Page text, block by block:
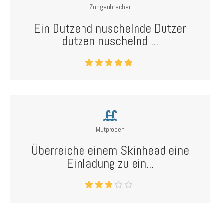
Zungenbrecher
Ein Dutzend nuschelnde Dutzer
dutzen nuschelnd ...
Mutproben
Überreiche einem Skinhead eine
Einladung zu ein...